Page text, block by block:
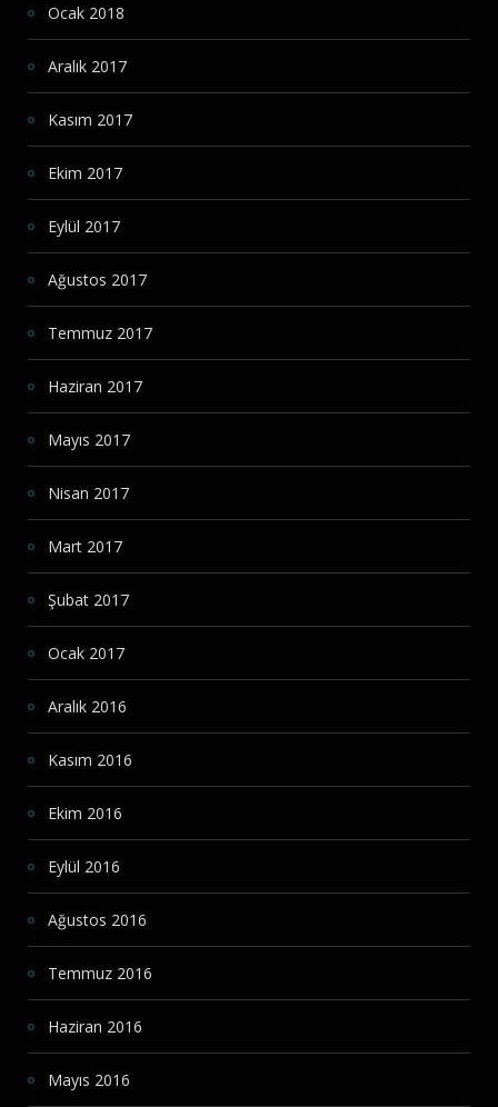
Ocak 2018
Aralık 2017
Kasım 2017
Ekim 2017
Eylül 2017
Ağustos 2017
Temmuz 2017
Haziran 2017
Mayıs 2017
Nisan 2017
Mart 2017
Şubat 2017
Ocak 2017
Aralık 2016
Kasım 2016
Ekim 2016
Eylül 2016
Ağustos 2016
Temmuz 2016
Haziran 2016
Mayıs 2016